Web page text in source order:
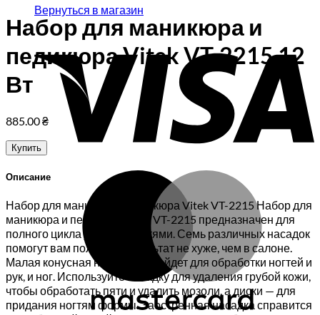
Вернуться в магазин
Набор для маникюра и
педикюра Vitek VT-2215 12
Вт
885.00₴
Купить
Описание
Набор для маникюра и педикюра Vitek VT-2215 Набор для
маникюра и педикюра Vitek VT-2215 предназначен для
полного цикла ухода за ногтями. Семь различных насадок
помогут вам получить результат не хуже, чем в салоне.
Малая конусная насадка подойдет для обработки ногтей и
рук, и ног. Используйте насадку для удаления грубой кожи,
чтобы обработать пяти и удалить мозоли, а диски — для
придания ногтям формы. Заостренная насадка справится